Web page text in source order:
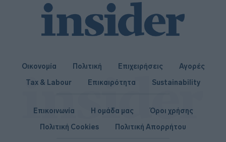
Οικονομία Πολιτική Επιχειρήσεις
Αγορές
Tax & Labour
Επικαιρότητα Sustainability
Επικοινωνία Η ομάδα μας
Όροι χρήσης
Πολιτική Cookies
Πολιτική Απορρήτου